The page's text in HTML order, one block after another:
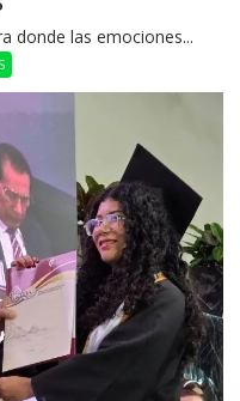
donde las emociones...